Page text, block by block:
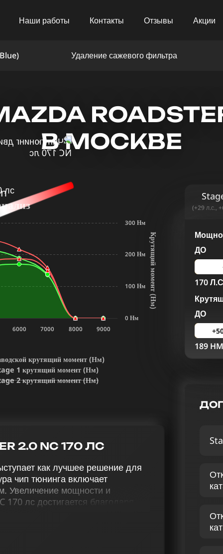
Наши работы Контакты Отзывы Акции
Удаление сажевого фильтра
В МОСКВЕ
К
р
у
т
я
щ
и
й
м
о
м
е
н
т
(
Н
м
)
крутящий момент (Нм)
1 крутящий момент (Нм)
2 крутящий момент (Нм)
6000 7000 8000 9000
0 Нм
100 Нм
200 Нм
300 Нм
2.0 NC 170 ЛС
как лучшее решение для
чип тюнинга включает
Увеличение мощности и
лс достигается благодаря
чип тюнинг (stage 1 и stage
системы Evap, деактивацию
VSA, адаптацию
(Speedlimit).
(+29 л.с.,
ДО
170
ДО
189 HM